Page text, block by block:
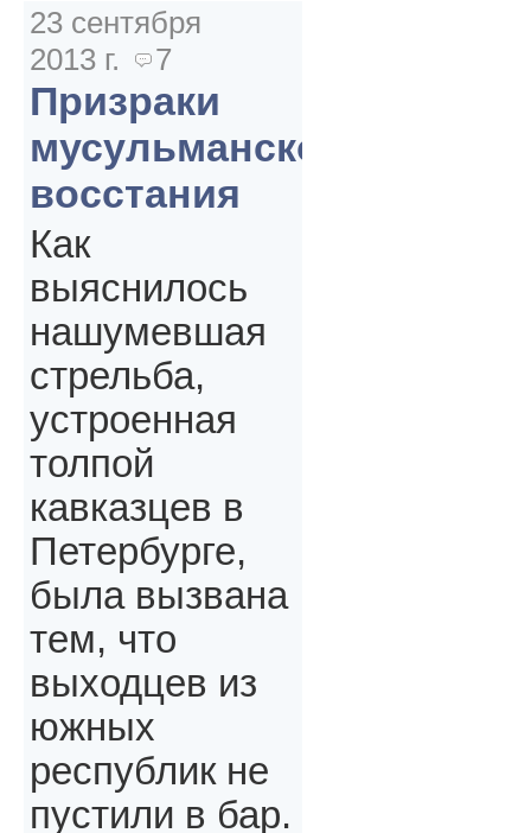
23 сентября
2013 г.
7
Призраки
мусульманского
восстания
Как
выяснилось
нашумевшая
стрельба,
устроенная
толпой
кавказцев в
Петербурге,
была вызвана
тем, что
выходцев из
южных
республик не
пустили в бар.